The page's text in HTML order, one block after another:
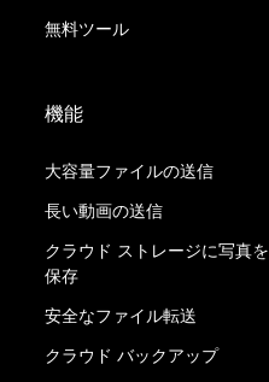
無料ツール
機能
大容量ファイルの送信
長い動画の送信
クラウド ストレージに写真を
保存
安全なファイル転送
クラウド バックアップ